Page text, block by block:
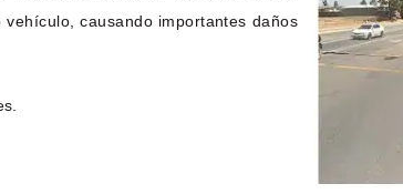
causando importantes daños